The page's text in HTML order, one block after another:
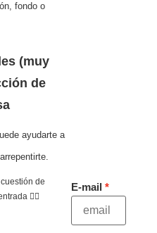
fondo o
(muy
de
ayudarte a
de
👇🏻
E-mail